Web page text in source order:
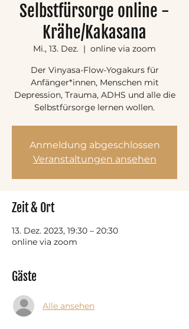
Selbstfürsorge online -
Krähe/Kakasana
Mi., 13. Dez.
  |
online via zoom
Der Vinyasa-Flow-Yogakurs für
Anfänger*innen, Menschen mit
Depression, Trauma, ADHS und alle die
Selbstfürsorge lernen wollen.
Anmeldung abgeschlossen
Veranstaltungen ansehen
Zeit & Ort
13. Dez. 2023, 19:30 – 20:30
online via zoom
Gäste
Alle ansehen